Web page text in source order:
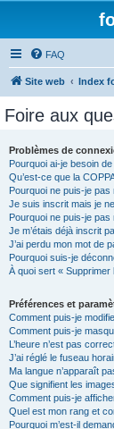
FAQ
Site web Index
Foire aux
Problèmes de
Pourquoi ai-je besoin de
Qu’est-ce que la
Pourquoi ne puis-je pas
Je suis inscrit mais je
Pourquoi ne puis-je
Je m’étais déjà inscrit
J’ai perdu mon mot de
Pourquoi suis-je
À quoi sert «
Préférences et
Comment puis-je
Comment puis-je
L’heure n’est pas
J’ai réglé le fuseau
Ma langue n’apparaît
Que signifient les
Comment puis-je
Quel est mon rang et
Pourquoi m’est-il